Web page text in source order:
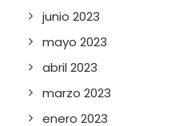
junio 2023
mayo 2023
abril 2023
marzo 2023
enero 2023